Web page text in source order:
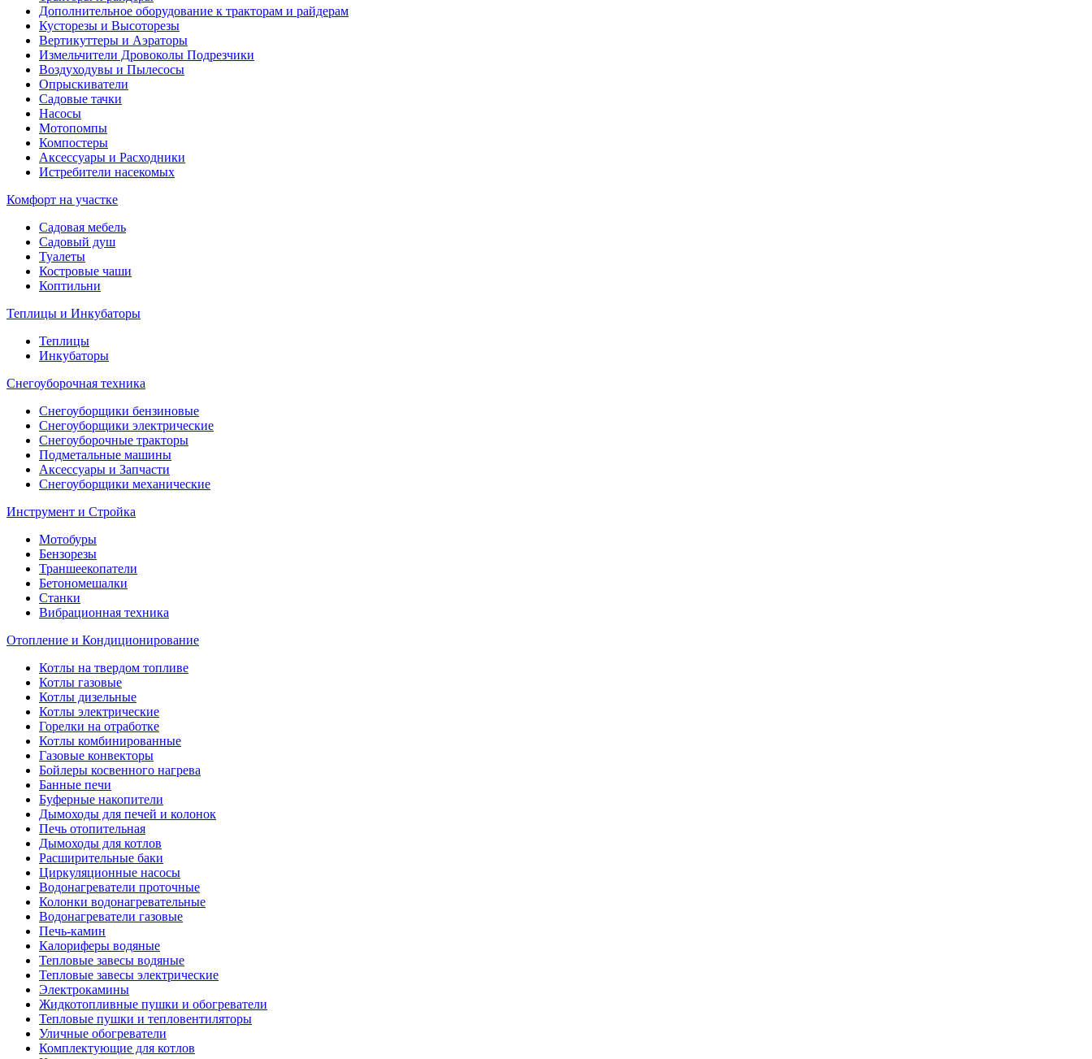
Дополнительное оборудование к тракторам и райдерам
Кусторезы и Высоторезы
Вертикуттеры и Аэраторы
Измельчители Дровоколы Подрезчики
Воздуходувы и Пылесосы
Опрыскиватели
Садовые тачки
Насосы
Мотопомпы
Компостеры
Аксессуары и Расходники
Истребители насекомых
Комфорт на участке
Садовая мебель
Садовый душ
Туалеты
Костровые чаши
Коптильни
Теплицы и Инкубаторы
Теплицы
Инкубаторы
Снегоуборочная техника
Снегоуборщики бензиновые
Снегоуборщики электрические
Снегоуборочные тракторы
Подметальные машины
Аксессуары и Запчасти
Снегоуборщики механические
Инструмент и Стройка
Мотобуры
Бензорезы
Траншеекопатели
Бетономешалки
Станки
Вибрационная техника
Отопление и Кондиционирование
Котлы на твердом топливе
Котлы газовые
Котлы дизельные
Котлы электрические
Горелки на отработке
Котлы комбинированные
Газовые конвекторы
Бойлеры косвенного нагрева
Банные печи
Буферные накопители
Дымоходы для печей и колонок
Печь отопительная
Дымоходы для котлов
Расширительные баки
Циркуляционные насосы
Водонагреватели проточные
Колонки водонагревательные
Водонагреватели газовые
Печь-камин
Калориферы водяные
Тепловые завесы водяные
Тепловые завесы электрические
Электрокамины
Жидкотопливные пушки и обогреватели
Тепловые пушки и тепловентиляторы
Уличные обогреватели
Комплектующие для котлов